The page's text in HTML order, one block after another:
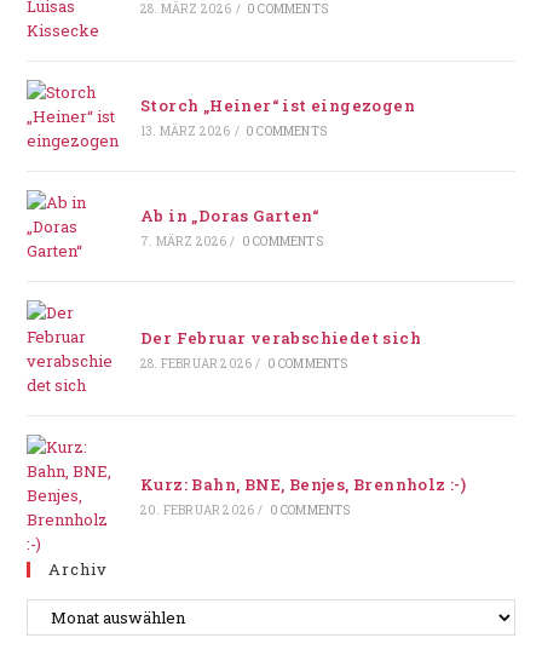
28. MÄRZ 2026 / 0 COMMENTS
Storch „Heiner“ ist eingezogen
13. MÄRZ 2026 / 0 COMMENTS
Ab in „Doras Garten“
7. MÄRZ 2026 / 0 COMMENTS
Der Februar verabschiedet sich
28. FEBRUAR 2026 / 0 COMMENTS
Kurz: Bahn, BNE, Benjes, Brennholz :-)
20. FEBRUAR 2026 / 0 COMMENTS
Archiv